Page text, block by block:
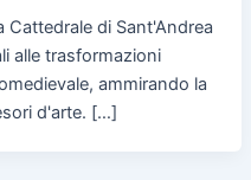
Cattedrale di Sant'Andrea
alle trasformazioni
ammirando la
d'arte. […]